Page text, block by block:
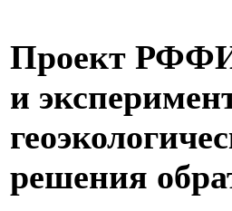
Проект
и
решения